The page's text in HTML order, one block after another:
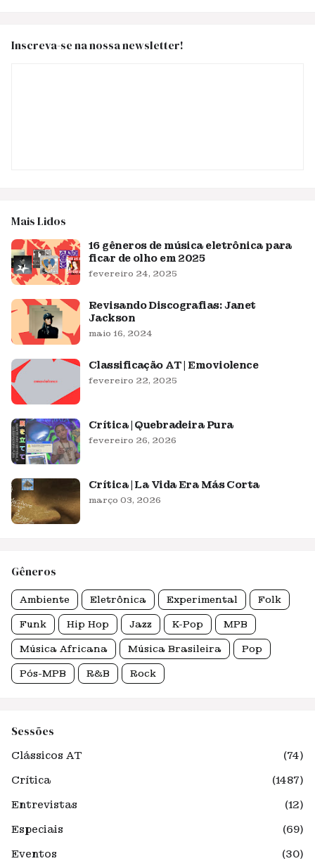
Inscreva-se na nossa newsletter!
Mais Lidos
16 gêneros de música eletrônica para
ficar de olho em 2025
fevereiro 24, 2025
Revisando Discografias: Janet
Jackson
maio 16, 2024
Classificação AT | Emoviolence
fevereiro 22, 2025
Crítica | Quebradeira Pura
fevereiro 26, 2026
Crítica | La Vida Era Más Corta
março 03, 2026
Gêneros
Ambiente Eletrônica Experimental Folk
Funk Hip Hop Jazz K-Pop MPB
Música Africana Música Brasileira Pop
Pós-MPB R&B Rock
Sessões
Clássicos AT
(74)
Crítica
(1487)
Entrevistas
(12)
Especiais
(69)
Eventos
(30)